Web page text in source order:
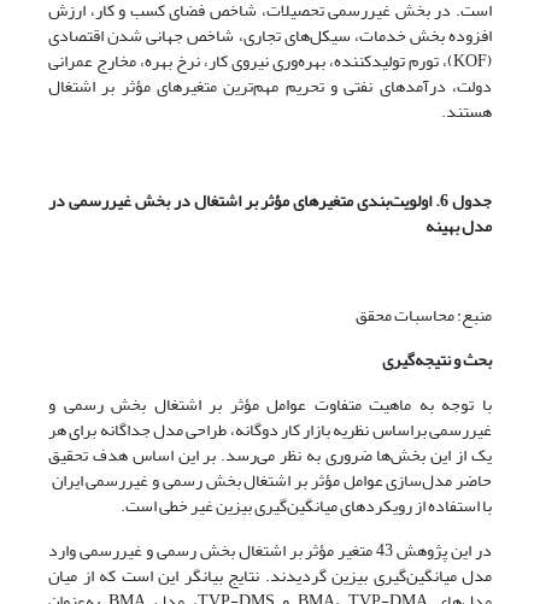
است. در بخش غیررسمی تحصیلات، شاخص فضای کسب و کار، ارزش
افزوده بخش خدمات، سیکل‌های تجاری، شاخص جهانی شدن اقتصادی
(KOF)، تورم تولید‌کننده، بهره‌وری نیروی کار، نرخ بهره، مخارج عمرانی
دولت، درآمدهای نفتی و تحریم مهم‌ترین متغیرهای مؤثر بر اشتغال
هستند.
جدول 6. اولویت‌بندی متغیرهای مؤثر بر اشتغال در بخش غیررسمی در
مدل بهینه
منبع: محاسبات محقق
بحث و نتیجه‌گیری
با توجه به ماهیت متفاوت عوامل مؤثر بر اشتغال بخش رسمی و
غیررسمی براساس نظریه بازار کار دوگانه، طراحی مدل جداگانه برای هر
یک از این بخش‌ها ضروری به نظر می‌رسد. بر این اساس هدف تحقیق
حاضر مدل‌سازی عوامل مؤثر بر اشتغال بخش رسمی و غیررسمی ایران
با استفاده از رویکردهای میانگین‌گیری بیزین غیر خطی است.
در این پژوهش 43 متغیر مؤثر بر اشتغال بخش رسمی و غیررسمی وارد
مدل میانگین‌گیری بیزین گردیدند. نتایج بیانگر این است که از میان